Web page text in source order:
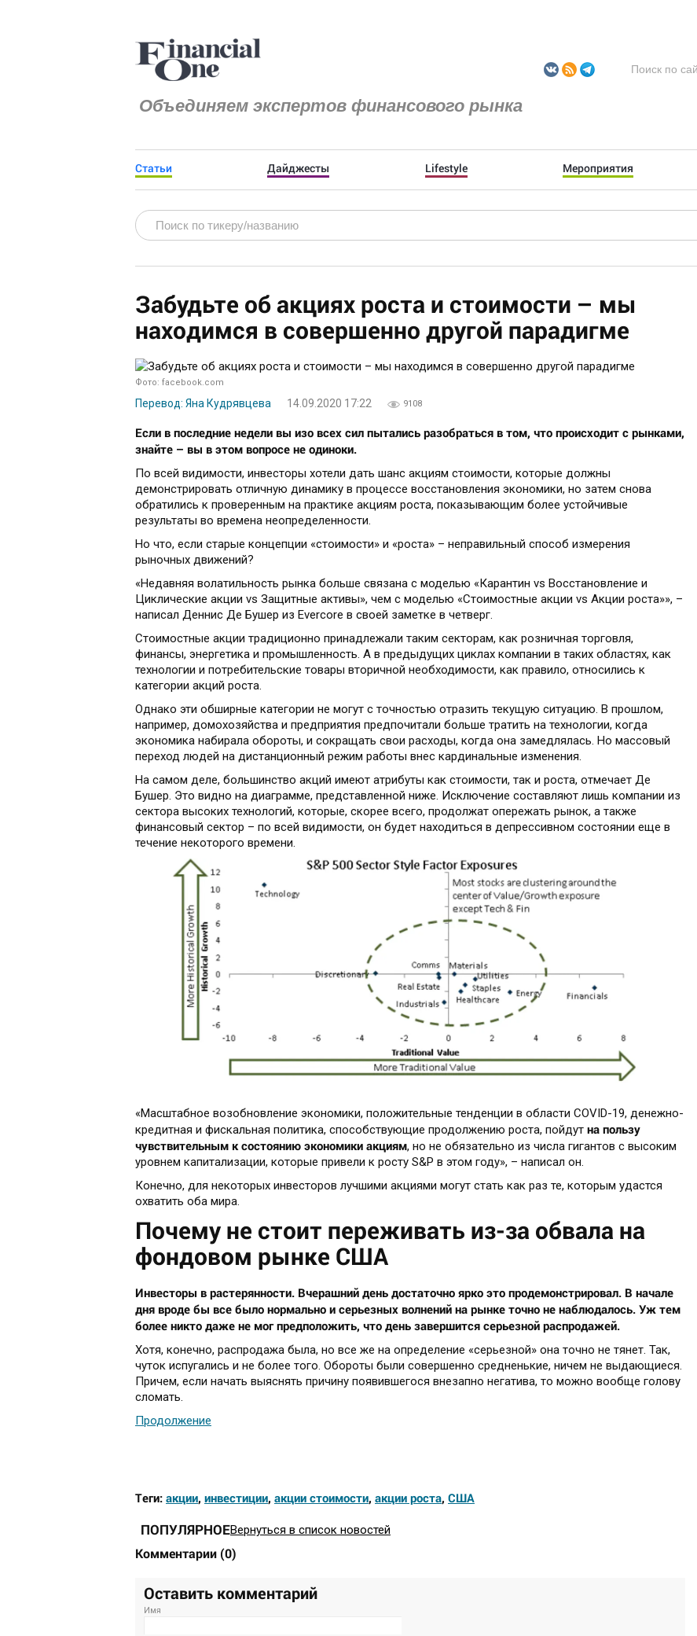
Объединяем экспертов финансового рынка
Статьи Дайджесты Lifestyle Мероприятия
Забудьте об акциях роста и стоимости – мы
находимся в совершенно другой парадигме
Фото: facebook.com
Перевод: Яна Кудрявцева 14.09.2020 17:22 9108
Если в последние недели вы изо всех сил пытались разобраться в том, что происходит с рынками,
знайте – вы в этом вопросе не одиноки.
По всей видимости, инвесторы хотели дать шанс акциям стоимости, которые должны
демонстрировать отличную динамику в процессе восстановления экономики, но затем снова
обратились к проверенным на практике акциям роста, показывающим более устойчивые
результаты во времена неопределенности.
Но что, если старые концепции «стоимости» и «роста» – неправильный способ измерения
рыночных движений?
«Недавняя волатильность рынка больше связана с моделью «Карантин vs Восстановление и
Циклические акции vs Защитные активы», чем с моделью «Стоимостные акции vs Акции роста»», –
написал Деннис Де Бушер из Evercore в своей заметке в четверг.
Стоимостные акции традиционно принадлежали таким секторам, как розничная торговля,
финансы, энергетика и промышленность. А в предыдущих циклах компании в таких областях, как
технологии и потребительские товары вторичной необходимости, как правило, относились к
категории акций роста.
Однако эти обширные категории не могут с точностью отразить текущую ситуацию. В прошлом,
например, домохозяйства и предприятия предпочитали больше тратить на технологии, когда
экономика набирала обороты, и сокращать свои расходы, когда она замедлялась. Но массовый
переход людей на дистанционный режим работы внес кардинальные изменения.
На самом деле, большинство акций имеют атрибуты как стоимости, так и роста, отмечает Де
Бушер. Это видно на диаграмме, представленной ниже. Исключение составляют лишь компании из
сектора высоких технологий, которые, скорее всего, продолжат опережать рынок, а также
финансовый сектор – по всей видимости, он будет находиться в депрессивном состоянии еще в
течение некоторого времени.
«Масштабное возобновление экономики, положительные тенденции в области COVID-19, денежно-
кредитная и фискальная политика, способствующие продолжению роста, пойдут на пользу
чувствительным к состоянию экономики акциям, но не обязательно из числа гигантов с высоким
уровнем капитализации, которые привели к росту S&P в этом году», – написал он.
Конечно, для некоторых инвесторов лучшими акциями могут стать как раз те, которым удастся
охватить оба мира.
Почему не стоит переживать из-за обвала на
фондовом рынке США
Инвесторы в растерянности. Вчерашний день достаточно ярко это продемонстрировал. В начале
дня вроде бы все было нормально и серьезных волнений на рынке точно не наблюдалось. Уж тем
более никто даже не мог предположить, что день завершится серьезной распродажей.
Хотя, конечно, распродажа была, но все же на определение «серьезной» она точно не тянет. Так,
чуток испугались и не более того. Обороты были совершенно средненькие, ничем не выдающиеся.
Причем, если начать выяснять причину появившегося внезапно негатива, то можно вообще голову
сломать.
Продолжение
Теги: акции, инвестиции, акции стоимости, акции роста, США
ПОПУЛЯРНОЕВернуться в список новостей
Комментарии (0)
Оставить комментарий
Имя